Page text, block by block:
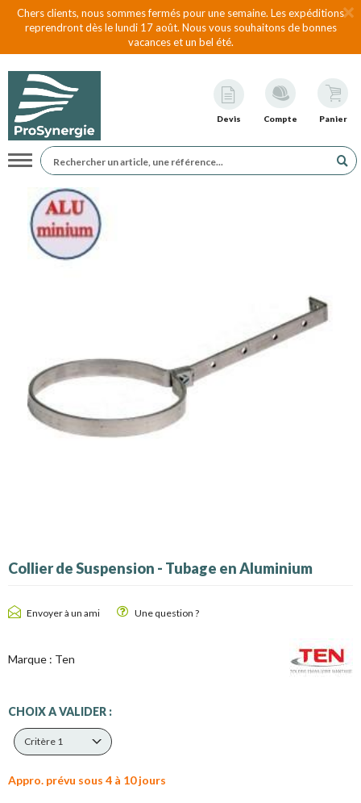
Chers clients, nous sommes fermés pour une semaine. Les expéditions
reprendront dès le lundi 17 août. Nous vous souhaitons de bonnes
vacances et un bel été.
Devis Compte Panier
Navigation
Collier de Suspension - Tubage en Aluminium
Envoyer à un ami Une question ?
Marque : Ten
CHOIX A VALIDER :
Critère 1
Appro. prévu sous 4 à 10 jours